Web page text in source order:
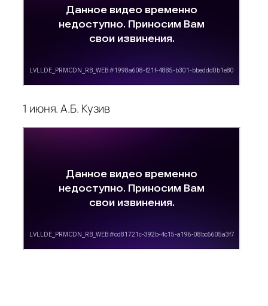
1 июня. А.Б. Кузив